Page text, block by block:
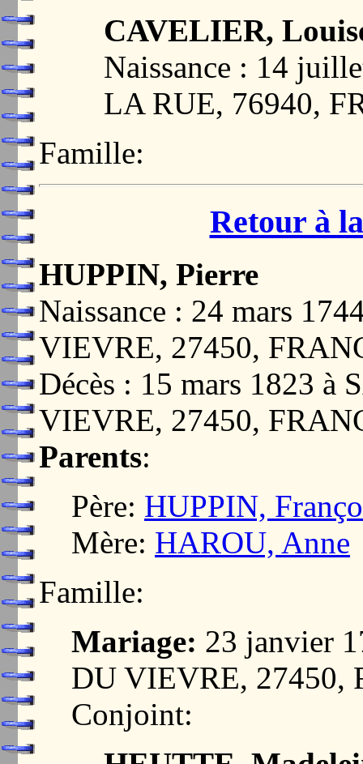
CAVELIER,
Naissance : 14
LA RUE, 76940,
Famille:
Retour à
HUPPIN, Pierre
Naissance : 24 mars
VIEVRE, 27450,
Décès : 15 mars 1823 à
VIEVRE, 27450,
Parents:
Père: HUPPIN,
Mère: HAROU, Anne
Famille:
Mariage: 23 janvier
DU VIEVRE, 27450,
Conjoint: